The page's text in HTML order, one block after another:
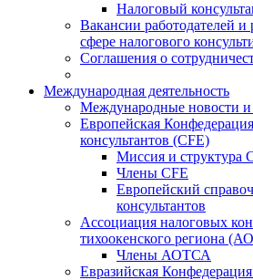
Налоговый
Вакансии работодателей и
сфере налогового
Соглашения о
Международная деятельность
Международные новости и
Европейская
консультантов (CFE)
Миссия и структура
Члены CFE
Европейский
консультантов
Ассоциация налоговых
тихоокенского региона
Члены АОТСА
Евразийская